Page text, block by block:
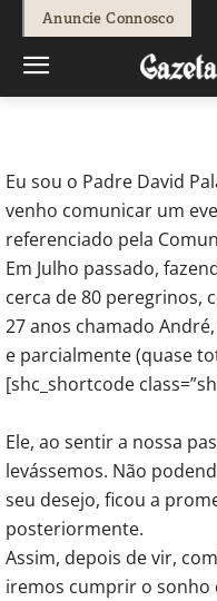
Anuncie Connosco
Redação - 15 de
Eu sou o Padre David
venho comunicar um
referenciado pela
Em Julho passado,
cerca de 80 peregrinos,
27 anos chamado
e parcialmente (quase
[shc_shortcode
Ele, ao sentir a nossa
levássemos. Não
seu desejo, ficou a
posteriormente.
Assim, depois de vir,
iremos cumprir o sonho